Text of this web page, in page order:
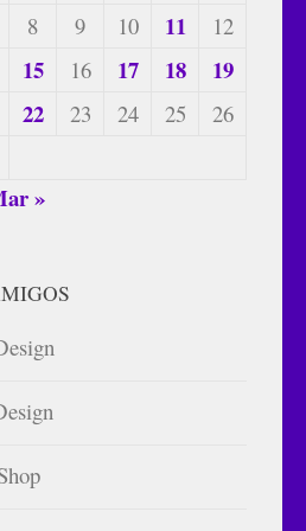
8 9 10 11
12
15 16 17 18 19
22 23 24 25
26
»